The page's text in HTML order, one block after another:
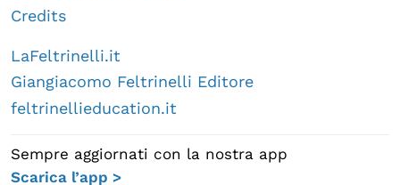
Credits
LaFeltrinelli.it
Giangiacomo Feltrinelli Editore
feltrinellieducation.it
Sempre aggiornati con la nostra app
Scarica l’app >